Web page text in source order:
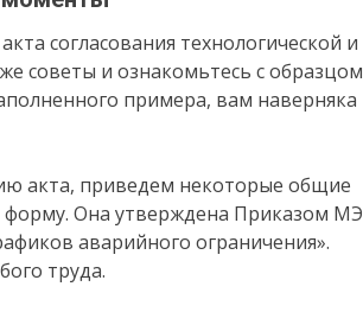
согласования технологической и
советы и ознакомьтесь с образцом
примера, вам наверняка
акта, приведем некоторые общие
Она утверждена Приказом МЭ
аварийного ограничения».
труда.